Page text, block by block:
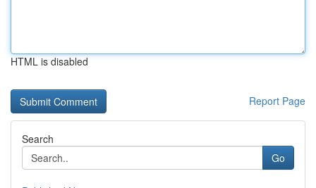
HTML is disabled
Report Page
Search
Go